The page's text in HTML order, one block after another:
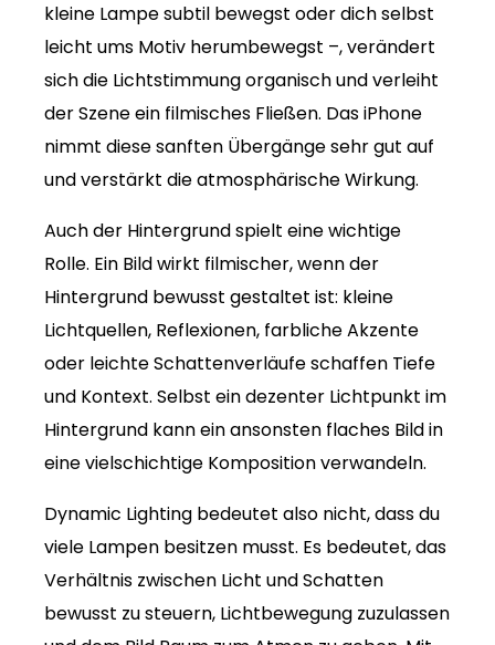
kleine Lampe subtil bewegst oder dich selbst
leicht ums Motiv herumbewegst –, verändert
sich die Lichtstimmung organisch und verleiht
der Szene ein filmisches Fließen. Das iPhone
nimmt diese sanften Übergänge sehr gut auf
und verstärkt die atmosphärische Wirkung.
Auch der Hintergrund spielt eine wichtige
Rolle. Ein Bild wirkt filmischer, wenn der
Hintergrund bewusst gestaltet ist: kleine
Lichtquellen, Reflexionen, farbliche Akzente
oder leichte Schattenverläufe schaffen Tiefe
und Kontext. Selbst ein dezenter Lichtpunkt im
Hintergrund kann ein ansonsten flaches Bild in
eine vielschichtige Komposition verwandeln.
Dynamic Lighting bedeutet also nicht, dass du
viele Lampen besitzen musst. Es bedeutet, das
Verhältnis zwischen Licht und Schatten
bewusst zu steuern, Lichtbewegung zuzulassen